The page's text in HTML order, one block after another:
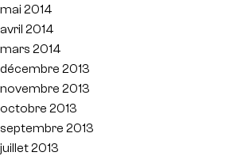
mai 2014
avril 2014
mars 2014
décembre 2013
novembre 2013
octobre 2013
septembre 2013
juillet 2013